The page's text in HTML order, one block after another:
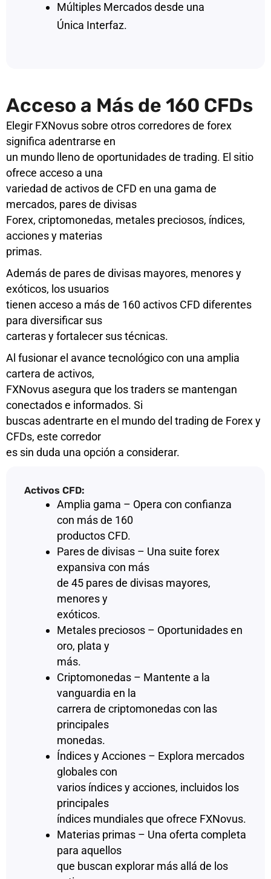
Múltiples Mercados desde una
Única Interfaz.
Acceso a Más de 160 CFDs
Elegir FXNovus sobre otros corredores de forex
significa adentrarse en
un mundo lleno de oportunidades de trading. El sitio
ofrece acceso a una
variedad de activos de CFD en una gama de
mercados, pares de divisas
Forex, criptomonedas, metales preciosos, índices,
acciones y materias
primas.
Además de pares de divisas mayores, menores y
exóticos, los usuarios
tienen acceso a más de 160 activos CFD diferentes
para diversificar sus
carteras y fortalecer sus técnicas.
Al fusionar el avance tecnológico con una amplia
cartera de activos,
FXNovus asegura que los traders se mantengan
conectados e informados. Si
buscas adentrarte en el mundo del trading de Forex y
CFDs, este corredor
es sin duda una opción a considerar.
Activos CFD:
Amplia gama – Opera con confianza
con más de 160
productos CFD.
Pares de divisas – Una suite forex
expansiva con más
de 45 pares de divisas mayores,
menores y
exóticos.
Metales preciosos – Oportunidades en
oro, plata y
más.
Criptomonedas – Mantente a la
vanguardia en la
carrera de criptomonedas con las
principales
monedas.
Índices y Acciones – Explora mercados
globales con
varios índices y acciones, incluidos los
principales
índices mundiales que ofrece FXNovus.
Materias primas – Una oferta completa
para aquellos
que buscan explorar más allá de los